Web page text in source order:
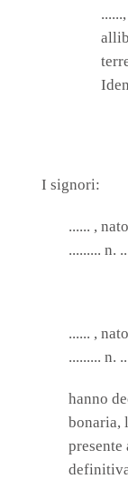
I signori:
...... ,
......... n.
...... ,
......... n.
hanno
bonaria,
presente